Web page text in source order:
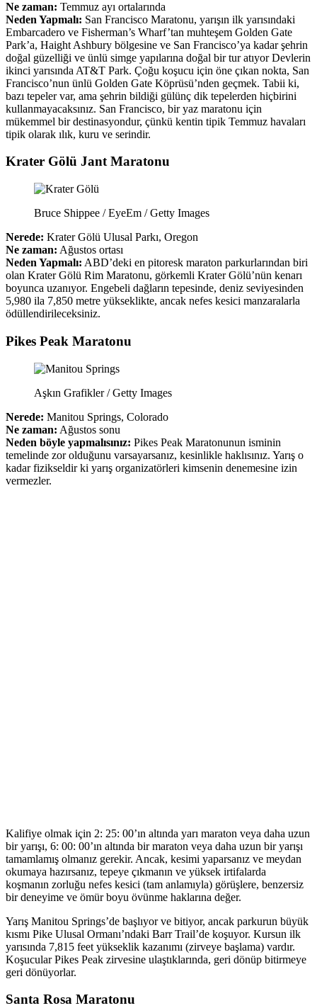
Ne zaman: Temmuz ayı ortalarında
Neden Yapmalı: San Francisco Maratonu, yarışın ilk yarısındaki
Embarcadero ve Fisherman’s Wharf’tan muhteşem Golden Gate
Park’a, Haight Ashbury bölgesine ve San Francisco’ya kadar şehrin
doğal güzelliği ve ünlü simge yapılarına doğal bir tur atıyor Devlerin
ikinci yarısında AT&T Park. Çoğu koşucu için öne çıkan nokta, San
Francisco’nun ünlü Golden Gate Köprüsü’nden geçmek. Tabii ki,
bazı tepeler var, ama şehrin bildiği gülünç dik tepelerden hiçbirini
kullanmayacaksınız. San Francisco, bir yaz maratonu için
mükemmel bir destinasyondur, çünkü kentin tipik Temmuz havaları
tipik olarak ılık, kuru ve serindir.
Krater Gölü Jant Maratonu
Bruce Shippee / EyeEm / Getty Images
Nerede: Krater Gölü Ulusal Parkı, Oregon
Ne zaman: Ağustos ortası
Neden Yapmalı: ABD’deki en pitoresk maraton parkurlarından biri
olan Krater Gölü Rim Maratonu, görkemli Krater Gölü’nün kenarı
boyunca uzanıyor. Engebeli dağların tepesinde, deniz seviyesinden
5,980 ila 7,850 metre yükseklikte, ancak nefes kesici manzaralarla
ödüllendirileceksiniz.
Pikes Peak Maratonu
Aşkın Grafikler / Getty Images
Nerede: Manitou Springs, Colorado
Ne zaman: Ağustos sonu
Neden böyle yapmalısınız: Pikes Peak Maratonunun isminin
temelinde zor olduğunu varsayarsanız, kesinlikle haklısınız. Yarış o
kadar fizikseldir ki yarış organizatörleri kimsenin denemesine izin
vermezler.
Kalifiye olmak için 2: 25: 00’ın altında yarı maraton veya daha uzun
bir yarışı, 6: 00: 00’ın altında bir maraton veya daha uzun bir yarışı
tamamlamış olmanız gerekir. Ancak, kesimi yaparsanız ve meydan
okumaya hazırsanız, tepeye çıkmanın ve yüksek irtifalarda
koşmanın zorluğu nefes kesici (tam anlamıyla) görüşlere, benzersiz
bir deneyime ve ömür boyu övünme haklarına değer.
Yarış Manitou Springs’de başlıyor ve bitiyor, ancak parkurun büyük
kısmı Pike Ulusal Ormanı’ndaki Barr Trail’de koşuyor. Kursun ilk
yarısında 7,815 feet yükseklik kazanımı (zirveye başlama) vardır.
Koşucular Pikes Peak zirvesine ulaştıklarında, geri dönüp bitirmeye
geri dönüyorlar.
Santa Rosa Maratonu